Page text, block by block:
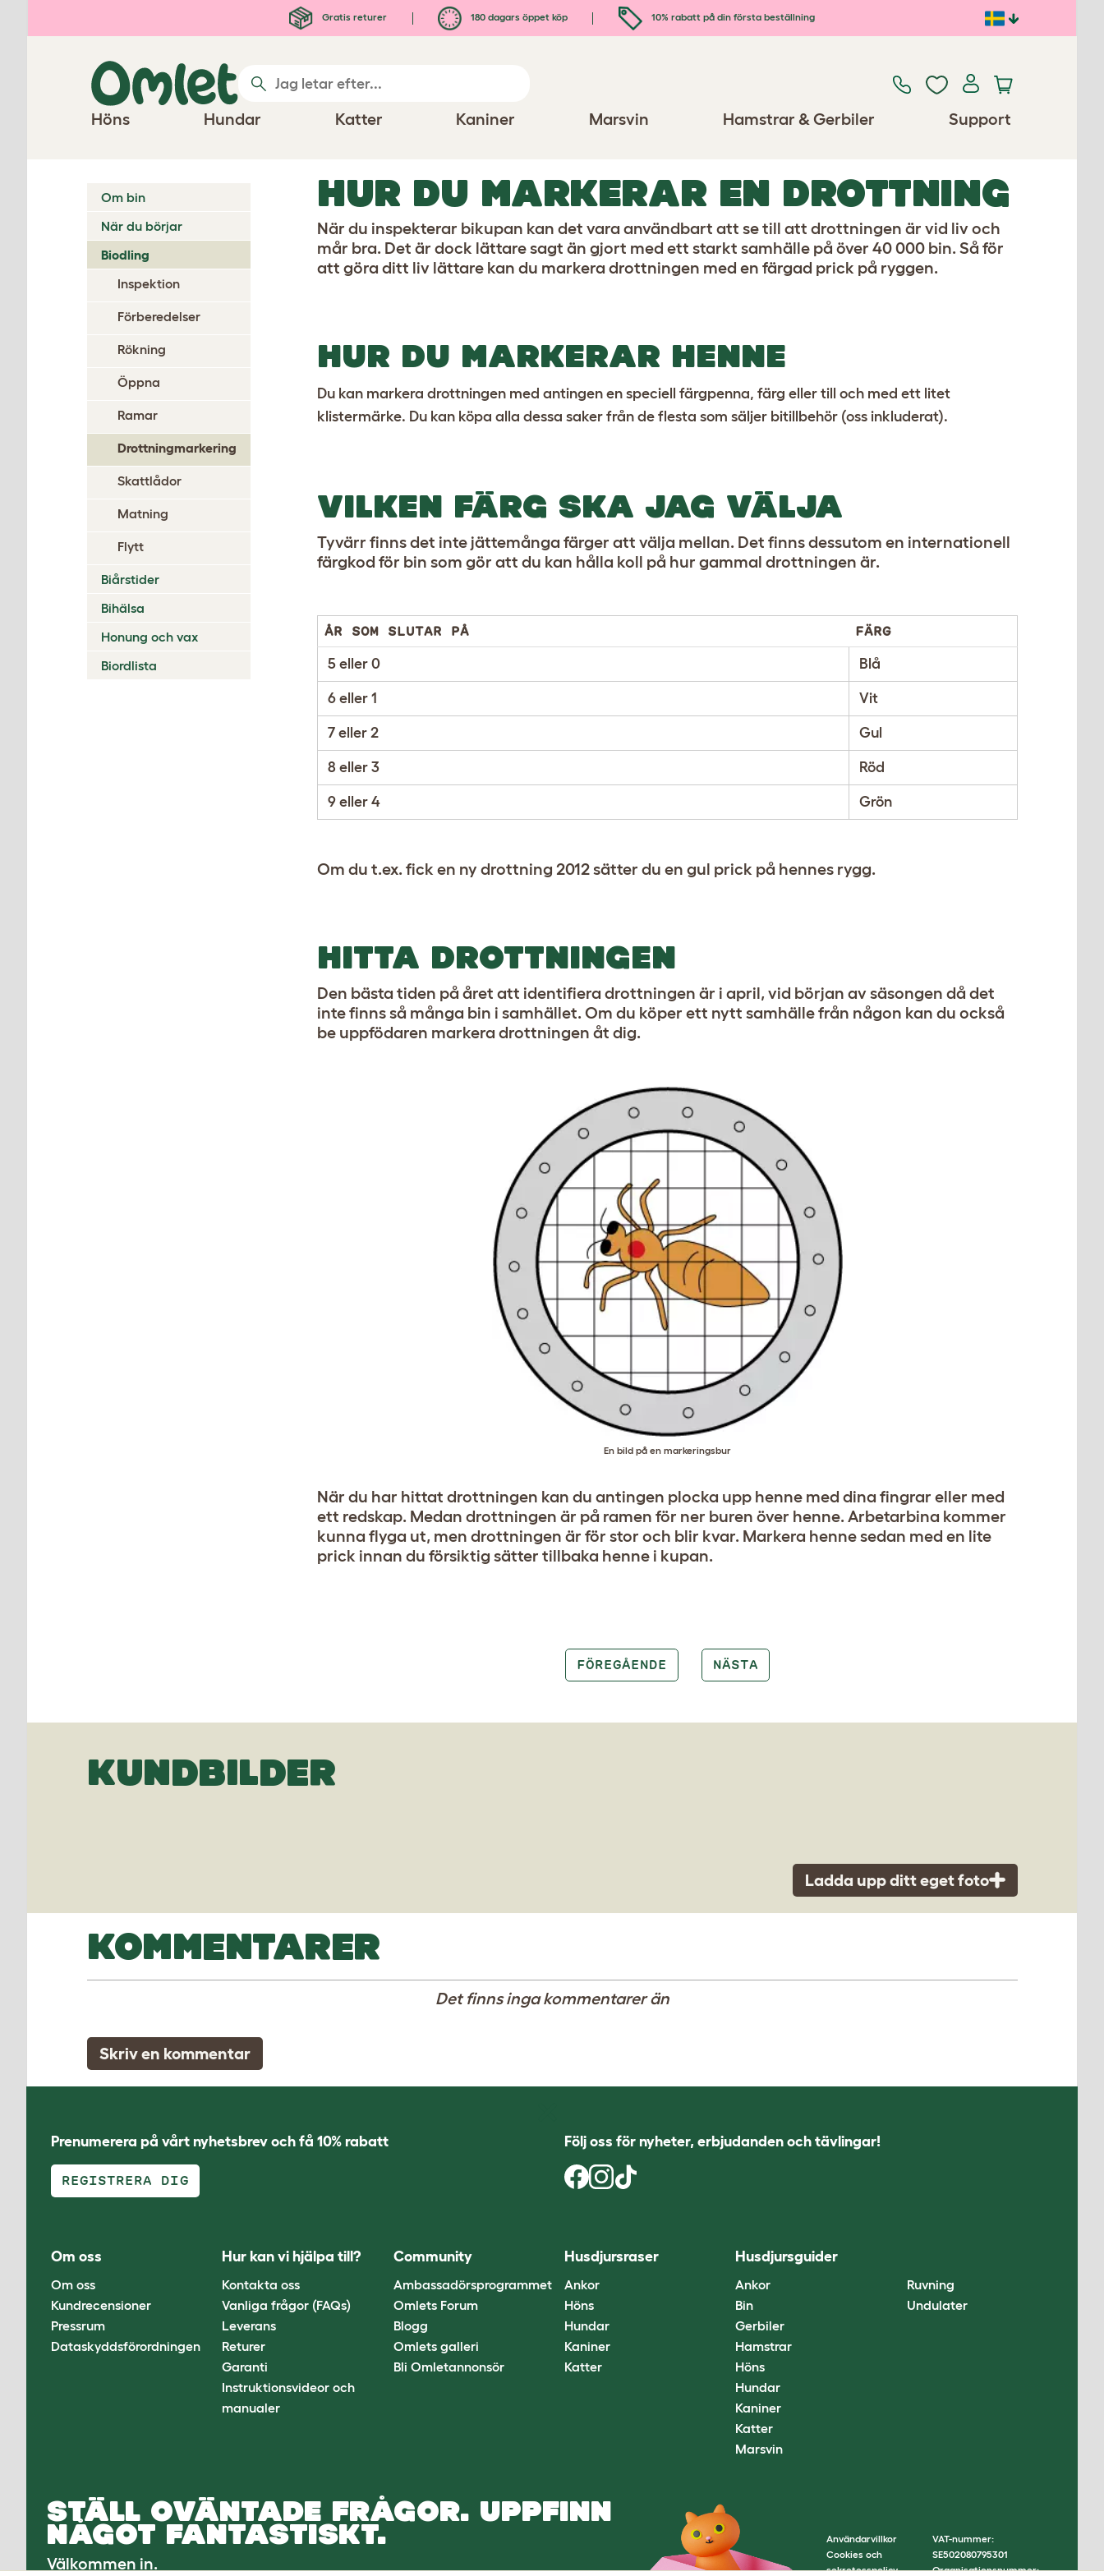
Gratis returer 180 dagars öppet köp 10% rabatt på din första beställning
Höns Hundar Katter Kaniner Marsvin Hamstrar & Gerbiler Support
Om bin
När du börjar
Biodling
Inspektion
Förberedelser
Rökning
Öppna
Ramar
Drottningmarkering
Skattlådor
Matning
Flytt
Biårstider
Bihälsa
Honung och vax
Biordlista
HUR DU MARKERAR EN DROTTNING
När du inspekterar bikupan kan det vara användbart att se till att drottningen är vid liv och
mår bra. Det är dock lättare sagt än gjort med ett starkt samhälle på över 40 000 bin. Så för
att göra ditt liv lättare kan du markera drottningen med en färgad prick på ryggen.
HUR DU MARKERAR HENNE
Du kan markera drottningen med antingen en speciell färgpenna, färg eller till och med ett litet
klistermärke. Du kan köpa alla dessa saker från de flesta som säljer bitillbehör (oss inkluderat).
VILKEN FÄRG SKA JAG VÄLJA
Tyvärr finns det inte jättemånga färger att välja mellan. Det finns dessutom en internationell
färgkod för bin som gör att du kan hålla koll på hur gammal drottningen är.
ÅR SOM SLUTAR PÅ FÄRG
5 eller 0 Blå
6 eller 1 Vit
7 eller 2 Gul
8 eller 3 Röd
9 eller 4 Grön
Om du t.ex. fick en ny drottning 2012 sätter du en gul prick på hennes rygg.
HITTA DROTTNINGEN
Den bästa tiden på året att identifiera drottningen är i april, vid början av säsongen då det
inte finns så många bin i samhället. Om du köper ett nytt samhälle från någon kan du också
be uppfödaren markera drottningen åt dig.
En bild på en markeringsbur
När du har hittat drottningen kan du antingen plocka upp henne med dina fingrar eller med
ett redskap. Medan drottningen är på ramen för ner buren över henne. Arbetarbina kommer
kunna flyga ut, men drottningen är för stor och blir kvar. Markera henne sedan med en lite
prick innan du försiktig sätter tillbaka henne i kupan.
FÖREGÅENDE NÄSTA
KUNDBILDER
Ladda upp ditt eget foto
KOMMENTARER
Det finns inga kommentarer än
Skriv en kommentar
Prenumerera på vårt nyhetsbrev och få 10% rabatt
REGISTRERA DIG
Följ oss för nyheter, erbjudanden och tävlingar!
Om oss
Om oss
Kundrecensioner
Pressrum
Dataskyddsförordningen
Hur kan vi hjälpa till?
Kontakta oss
Vanliga frågor (FAQs)
Leverans
Returer
Garanti
Instruktionsvideor och
manualer
Community
Ambassadörsprogrammet
Omlets Forum
Blogg
Omlets galleri
Bli Omletannonsör
Husdjursraser
Ankor
Höns
Hundar
Kaniner
Katter
Husdjursguider
Ankor
Bin
Gerbiler
Hamstrar
Höns
Hundar
Kaniner
Katter
Marsvin
Ruvning
Undulater
STÄLL OVÄNTADE FRÅGOR. UPPFINN
NÅGOT FANTASTISKT.
Välkommen in.
Användarvillkor
Cookies och
sekretesspolicy
VAT-nummer:
SE502080795301
Organisationsnummer: